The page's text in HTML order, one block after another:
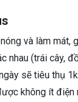
và làm mát,
nhau (trái cây,
sẽ tiêu thụ
không ít điện